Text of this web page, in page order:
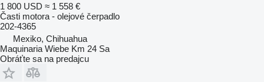
1 800 USD ≈ 1 558 €
Časti motora - olejové čerpadlo
202-4365
Mexiko, Chihuahua
Maquinaria Wiebe Km 24 Sa
Obráťte sa na predajcu